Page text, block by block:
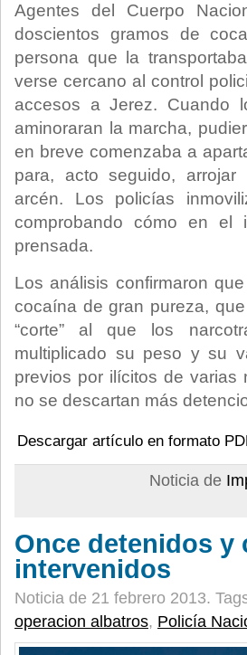
Agentes del Cuerpo
doscientos gramos de
persona que la
verse cercano al control
accesos a Jerez. Cuando
aminoraran la marcha,
en breve comenzaba a
para, acto seguido,
arcén. Los policías
comprobando cómo en el
prensada.
Los análisis confirmaron
cocaína de gran pureza,
“corte” al que los
multiplicado su peso y su
previos por ilícitos de varias
no se descartan más
Descargar artículo en formato
Noticia de
Once detenidos y
intervenidos
Noticia de 21 febrero 2013.
operacion albatros, Policía